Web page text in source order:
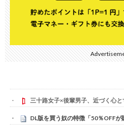
三十路女子×後輩男子、近づく心
DL版を買う奴の特徴「50％OFFが